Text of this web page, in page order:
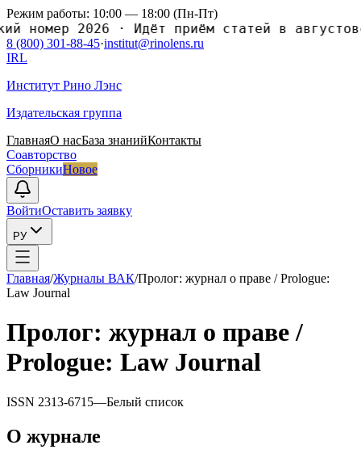
Режим работы: 10:00 — 18:00 (Пн-Пт)
2026·Идёт приём статей в
8 (800) 301-88-45·institut@rinolens.ru
IRL
Институт Рино Лэнс
Издательская группа
ГлавнаяО насБаза знанийКонтакты
Соавторство
СборникиНовое
ВойтиОставить заявку
РУ
Главная/Журналы ВАК/Пролог: журнал о праве / Prologue:
Law Journal
Пролог: журнал о праве /
Prologue: Law Journal
ISSN 2313-6715—Белый список
О журнале